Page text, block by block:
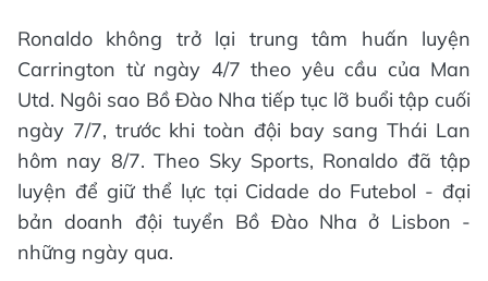
Ronaldo không trở lại trung tâm huấn luyện
Carrington từ ngày 4/7 theo yêu cầu của Man
Utd. Ngôi sao Bồ Đào Nha tiếp tục lỡ buổi tập cuối
ngày 7/7, trước khi toàn đội bay sang Thái Lan
hôm nay 8/7. Theo Sky Sports, Ronaldo đã tập
luyện để giữ thể lực tại Cidade do Futebol - đại
bản doanh đội tuyển Bồ Đào Nha ở Lisbon -
những ngày qua.